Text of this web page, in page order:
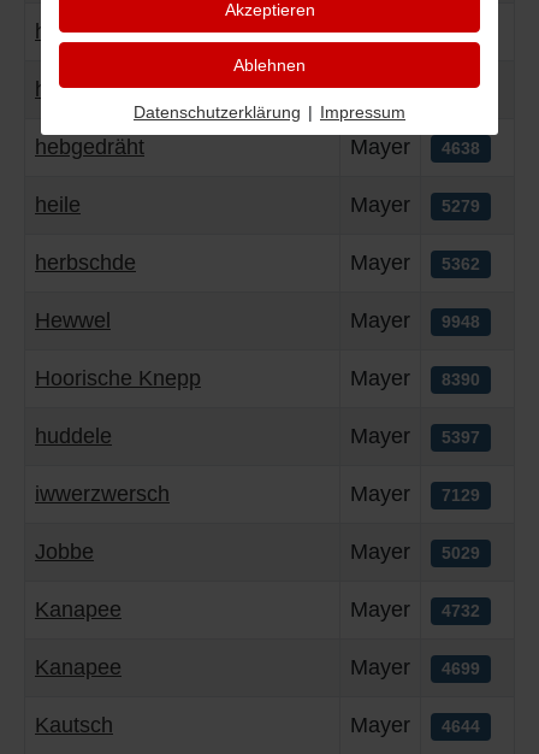
hännele Mayer 4689
haue Mayer 4773
hebgedräht Mayer 4638
heile Mayer 5279
herbschde Mayer 5362
Hewwel Mayer 9948
Hoorische Knepp Mayer 8390
huddele Mayer 5397
iwwerzwersch Mayer 7129
Jobbe Mayer 5029
Kanapee Mayer 4732
Kanapee Mayer 4699
Kautsch Mayer 4644
Akzeptieren
Ablehnen
Datenschutzerklärung | Impressum